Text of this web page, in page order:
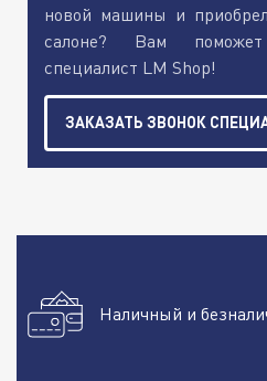
новой машины и
салоне? Вам
специалист LM Shop!
ЗАКАЗАТЬ ЗВОНОК
Наличный и